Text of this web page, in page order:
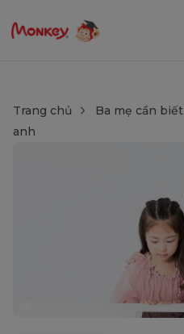
Trang chủ Ba mẹ cần biết
anh